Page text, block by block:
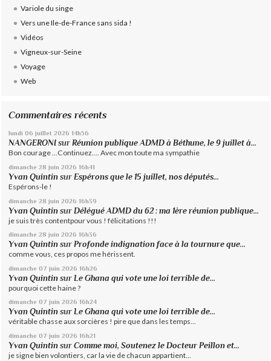
Variole du singe
Vers une Ile-de-France sans sida !
Vidéos
Vigneux-sur-Seine
Voyage
Web
Commentaires récents
lundi 06 juillet 2026 14h56
NANGERONI surRéunion publique ADMD à Béthune, le 9 juillet à...
Bon courage ...Continuez.... Avec mon toute ma sympathie
dimanche 28 juin 2026 16h41
Yvan Quintin surEspérons que le 15 juillet, nos députés...
Espérons-le !
dimanche 28 juin 2026 16h39
Yvan Quintin surDélégué ADMD du 62 : ma 1ère réunion publique...
je suis très contentpour vous ! félicitations !!!
dimanche 28 juin 2026 16h36
Yvan Quintin surProfonde indignation face à la tournure que...
comme vous, ces propos me hérissent.
dimanche 07 juin 2026 16h26
Yvan Quintin sur Le Ghana qui vote une loi terrible de...
pourquoi cette haine ?
dimanche 07 juin 2026 16h24
Yvan Quintin surLe Ghana qui vote une loi terrible de...
véritable chasse aux sorcières ! pire que dans les temps...
dimanche 07 juin 2026 16h21
Yvan Quintin surComme moi, Soutenez le Docteur Peillon et...
je signe bien volontiers, car la vie de chacun appartient...